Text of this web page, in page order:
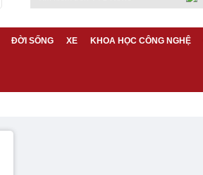
ĐỜI SỐNG XE KHOA HỌC CÔNG NGHỆ